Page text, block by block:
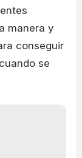
manera y
conseguir
se